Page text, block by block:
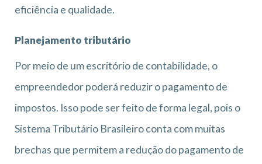
eficiência e qualidade.
Planejamento tributário
Por meio de um escritório de contabilidade, o
empreendedor poderá reduzir o pagamento de
impostos. Isso pode ser feito de forma legal, pois o
Sistema Tributário Brasileiro conta com muitas
brechas que permitem a redução do pagamento de